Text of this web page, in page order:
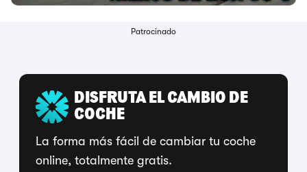
Patrocinado
DISFRUTA EL CAMBIO DE
COCHE
La forma más fácil de cambiar tu coche
online, totalmente gratis.